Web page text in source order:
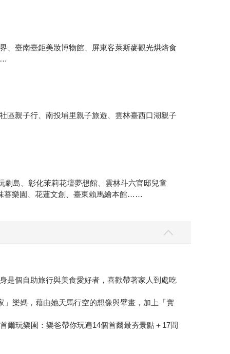
、臺南臺鉅美妝博物館、屏東客萊斯麥觀光烘焙食
區親子行、南投埔里親子旅遊、雲林臺西口湖親子
劇島、彰化茉莉花壇夢想館、雲林斗六官邸兒童
蕃樂園、花蓮文創、臺東賴馬繪本館……
是個自助旅行與美食愛好者，喜歡帶著家人到處吃
樂媽，藉由她天馬行空的想像與擘畫，加上「實
爾玩樂園：樂爸帶你玩遍14個首爾最夯景點＋17間